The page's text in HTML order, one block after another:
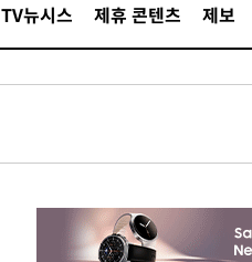
TV뉴시스 제휴 콘텐츠 제보